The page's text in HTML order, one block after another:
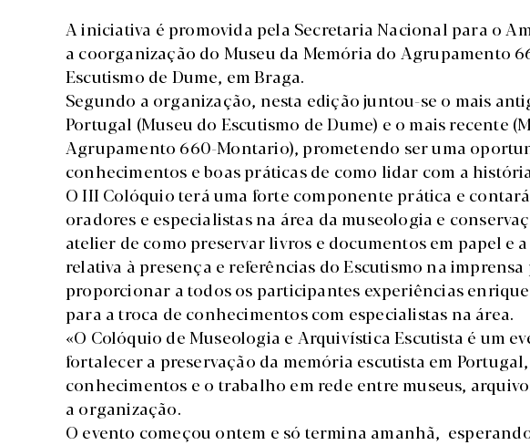
A iniciativa é promovida pela Secretaria Nacional para o
a coorganização do Museu da Memória do Agrupamento
Escutismo de Dume, em Braga.
Segundo a organização, nesta edição juntou-se o mais
Portugal (Museu do Escutismo de Dume) e o mais recente
Agrupamento 660-Montario), prometendo ser uma
conhecimentos e boas práticas de como lidar com a
O III Colóquio terá uma forte componente prática e
oradores e especialistas na área da museologia e
atelier de como preservar livros e documentos em papel e
relativa à presença e referências do Escutismo na
proporcionar a todos os participantes experiências
para a troca de conhecimentos com especialistas na área.
«O Colóquio de Museologia e Arquivística Escutista é um
fortalecer a preservação da memória escutista em
conhecimentos e o trabalho em rede entre museus,
a organização.
O evento começou ontem e só termina amanhã,